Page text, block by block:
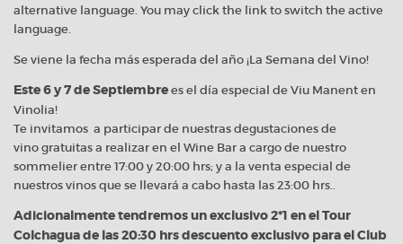
alternative language. You may click the link to switch the active
language.
Se viene la fecha más esperada del año ¡La Semana del Vino!
Este 6 y 7 de Septiembrees el día especial de Viu Manent en
Vinolia!
Te invitamos a participar de nuestras degustaciones de
vino gratuitas a realizar en el Wine Bar a cargo de nuestro
sommelier entre 17:00 y 20:00 hrs; y a la venta especial de
nuestros vinos que se llevará a cabo hasta las 23:00 hrs..
Adicionalmente tendremos un exclusivo 2*1 en el Tour
Colchagua de las 20:30 hrs descuento exclusivo para el Club